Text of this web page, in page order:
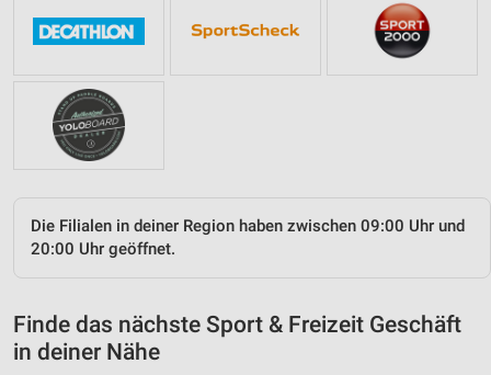
Die Filialen in deiner Region haben zwischen 09:00 Uhr und
20:00 Uhr geöffnet.
Finde das nächste Sport & Freizeit Geschäft
in deiner Nähe